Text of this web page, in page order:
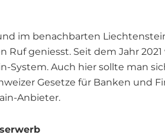
im benachbarten
Ruf geniesst. Seit dem Jahr
System. Auch hier sollte man
Gesetze für Banken und
Anbieter.